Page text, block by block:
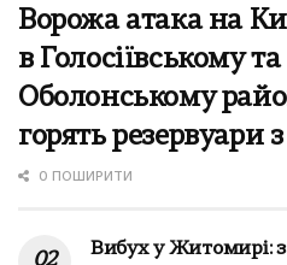
Ворожа атака на
в Голосіївському та
Оболонському
горять резервуари
0 ПОШИРИТИ
Вибух у Житомирі: